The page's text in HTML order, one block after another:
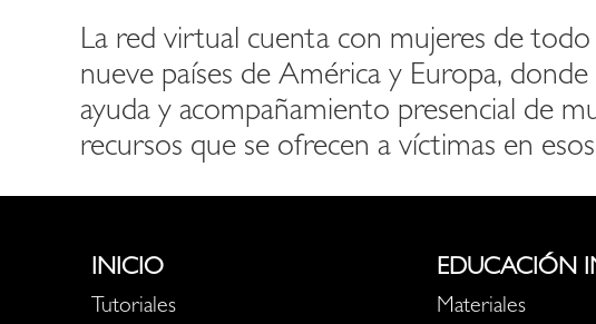
La red virtual cuenta con mujeres de
nueve países de América y Europa,
ayuda y acompañamiento presencial de
recursos que se ofrecen a víctimas en esos
INICIO
Tutoriales
EDUCACIÓN
Materiales